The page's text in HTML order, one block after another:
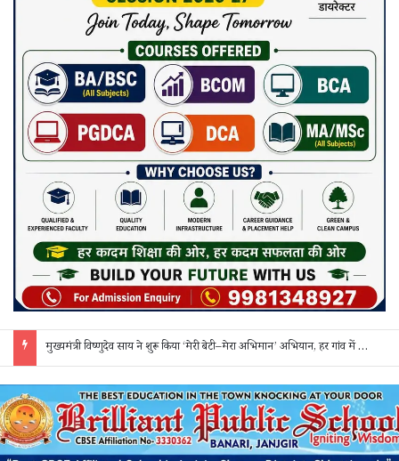
सक्ती: ₹90 लाख की ठगी का खुलासा, एक महिला समेत 3 आरोपी गिरफ्तार